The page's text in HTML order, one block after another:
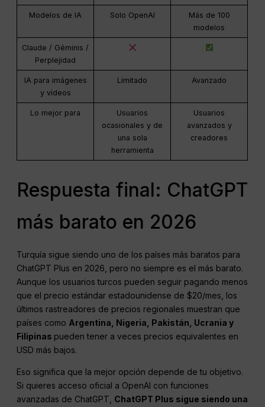
Modelos de IA Solo OpenAI
Más de 100
modelos
Claude / Géminis /
Perplejidad
IA para imágenes
y vídeos
Limitado Avanzado
Lo mejor para
Usuarios
ocasionales y de
una sola
herramienta
Usuarios
avanzados y
creadores
Respuesta final: ChatGPT
más barato en 2026
Turquía sigue siendo uno de los países más baratos para
ChatGPT Plus en 2026, pero no siempre es el más barato.
Aunque los usuarios turcos pueden seguir pagando menos
que el precio estándar estadounidense de $20/mes, los
últimos rastreadores de precios regionales muestran que
países como Argentina, Nigeria, Pakistán, Ucrania y
Filipinas pueden tener a veces precios equivalentes en
USD más bajos.
Eso significa que la mejor opción depende de tu objetivo.
Si quieres acceso oficial a OpenAI con funciones
avanzadas de ChatGPT, ChatGPT Plus sigue siendo una